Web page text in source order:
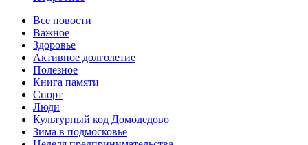
Все новости
Важное
Здоровье
Активное долголетие
Полезное
Книга памяти
Спорт
Люди
Культурный код Домодедово
Зима в подмосковье